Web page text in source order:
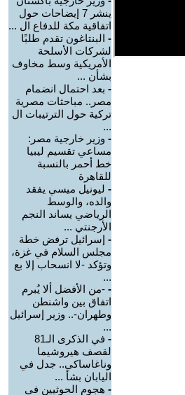
ينشر 7 إيضاحات حول
اتفاقية مكة للدفاع ال ...
- البنتاغون تقدم طلبًا
لشركات الأسلحة
الأمريكية وسط مخاوف
بشأن ...
- بعد احتمال انضمام
مصر.. مباحثات مصرية
تركية حول الترتيبات ال
...
- وزير خارجية مصر:
مساعي تقسيم ليبيا
خط أحمر بالنسبة
للقاهرة
- ليونيل ميسي يفقد
والده، والوسط
الرياضي يساند النجم
الأرجنتي ...
- إسرائيل ترفض خطة
مجلس السلام في غزة،
وتؤكد -لا انسحاب إلا بع
...
- -من الأفضل ألا يُبرم
اتفاق بين واشنطن
وطهران-.. وزير إسرائيل
...
-
في الذكرى الـ81
لقصف هيروشيما
وناغاساكي.. جدل في
اليابان بشأ ...
- هجوم الحوثيين في